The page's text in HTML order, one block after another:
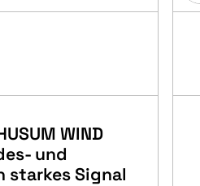
WIND
und
starkes Signal